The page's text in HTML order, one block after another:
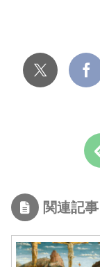
関連記事